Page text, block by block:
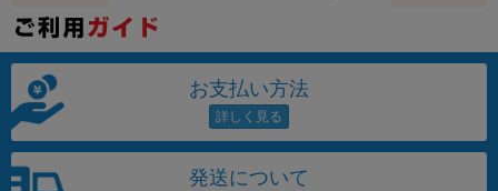
お支払い方法
発送について